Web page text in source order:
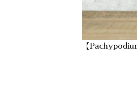
【